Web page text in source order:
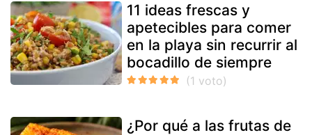
11 ideas frescas y
apetecibles para comer
en la playa sin recurrir al
bocadillo de siempre
¿Por qué a las frutas de